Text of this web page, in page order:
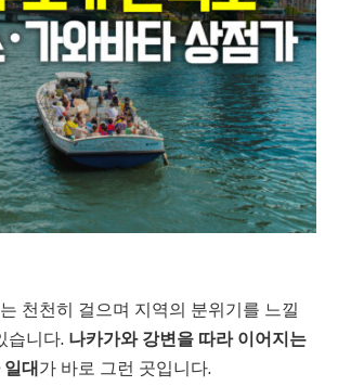
천천히 걸으며 지역의 분위기를 느낄
습니다. 나카가와 강변을 따라 이어지는
일대가 바로 그런 곳입니다.